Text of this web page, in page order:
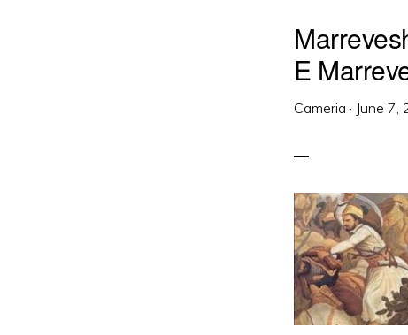
E
Cameria · June 7,